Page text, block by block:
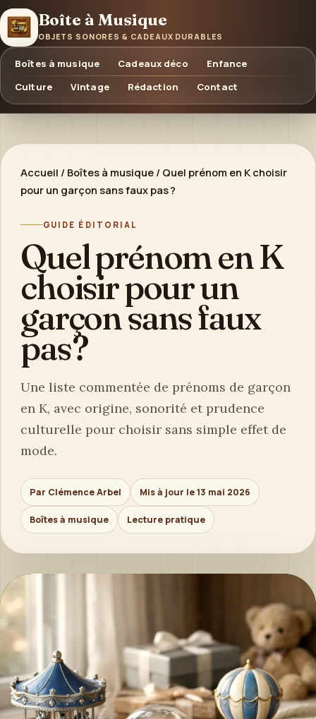
Boîte à Musique
OBJETS SONORES & CADEAUX DURABLES
Boîtes à musique Cadeaux déco
Enfance
Culture
Vintage Rédaction Contact
Accueil / Boîtes à musique / Quel prénom en K choisir
pour un garçon sans faux pas ?
GUIDE ÉDITORIAL
Quel prénom en K
choisir pour un
garçon sans faux
pas ?
Une liste commentée de prénoms de garçon
en K, avec origine, sonorité et prudence
culturelle pour choisir sans simple effet de
mode.
Par Clémence Arbel Mis à jour le 13 mai 2026
Boîtes à musique Lecture pratique